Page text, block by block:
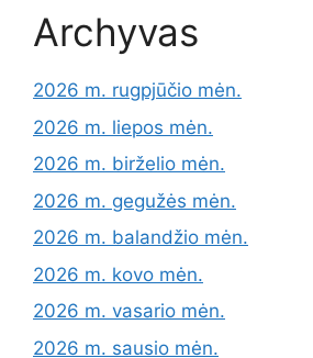
Archyvas
2026 m. rugpjūčio mėn.
2026 m. liepos mėn.
2026 m. birželio mėn.
2026 m. gegužės mėn.
2026 m. balandžio mėn.
2026 m. kovo mėn.
2026 m. vasario mėn.
2026 m. sausio mėn.